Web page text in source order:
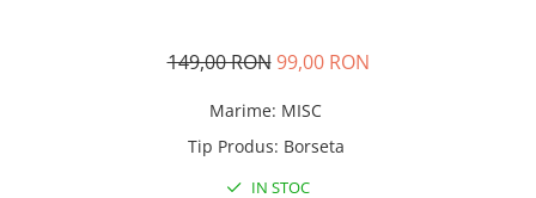
149,00 RON 99,00 RON
Marime: MISC
Tip Produs: Borseta
IN STOC